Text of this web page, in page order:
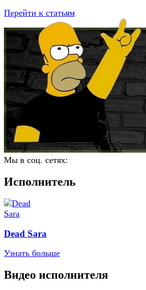
Перейти к статьям
Мы в соц. сетях:
Исполнитель
Dead Sara
Узнать больше
Видео исполнителя